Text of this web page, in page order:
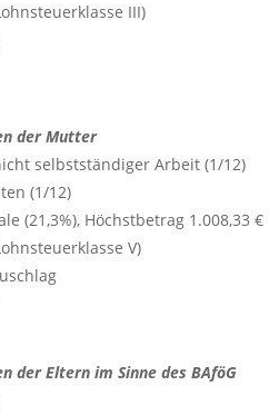
III)
der Mutter
selbstständiger Arbeit (1/12)
(1/12)
(21,3%), Höchstbetrag 1.008,33 €
V)
der Eltern im Sinne des BAföG